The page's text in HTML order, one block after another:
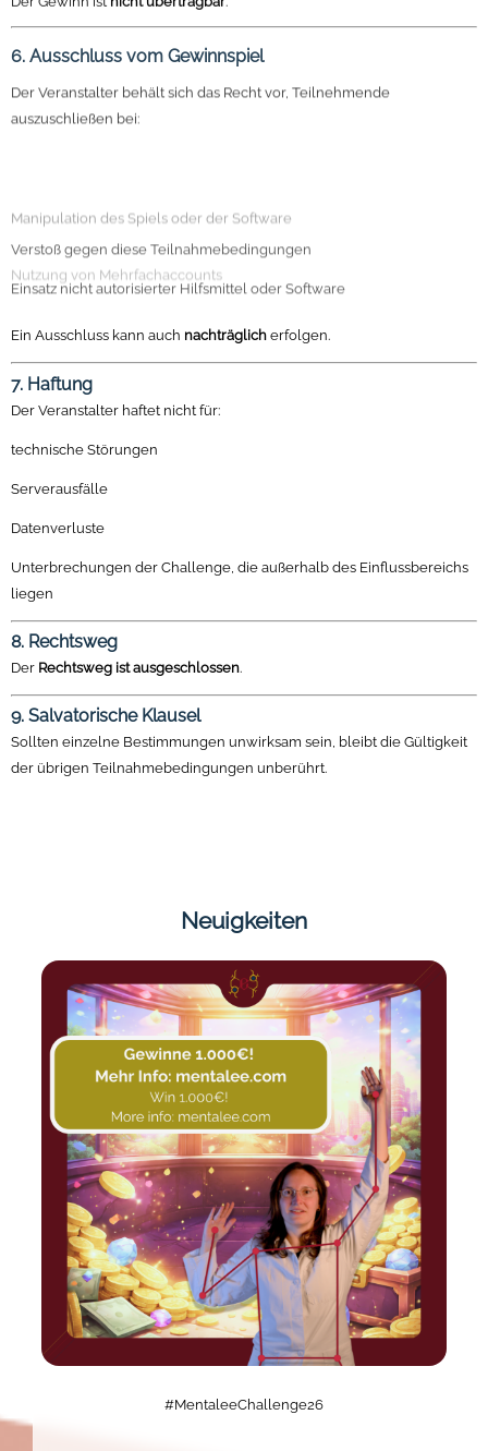
6. Ausschluss vom Gewinnspiel
auszuschließen bei:
Verstoß gegen diese Teilnahmebedingungen
Einsatz nicht autorisierter Hilfsmittel oder Software
Ein Ausschluss kann auch nachträglich erfolgen.
7. Haftung
Der Veranstalter haftet nicht für:
technische Störungen
Serverausfälle
Datenverluste
Unterbrechungen der Challenge, die außerhalb des Einflussbereichs
liegen
8. Rechtsweg
Der Rechtsweg ist ausgeschlossen.
9. Salvatorische Klausel
Sollten einzelne Bestimmungen unwirksam sein, bleibt die Gültigkeit
der übrigen Teilnahmebedingungen unberührt.
Neuigkeiten
#MentaleeChallenge26